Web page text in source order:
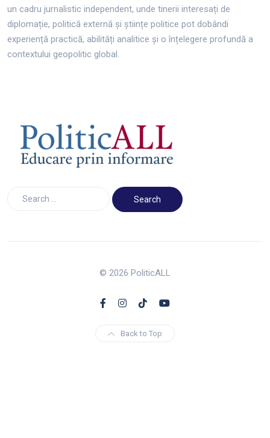
un cadru jurnalistic independent, unde tinerii interesați de
diplomație, politică externă și științe politice pot dobândi
experiență practică, abilități analitice și o înțelegere profundă a
contextului geopolitic global.
© 2026 PoliticALL
Back to Top